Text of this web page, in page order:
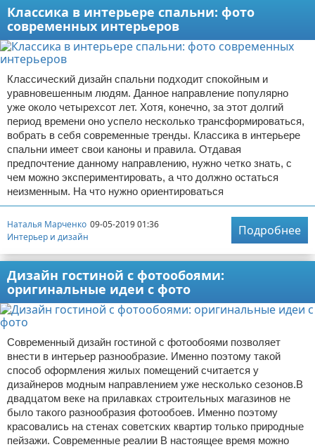
Классика в интерьере спальни: фото
современных интерьеров
Классический дизайн спальни подходит спокойным и
уравновешенным людям. Данное направление популярно
уже около четырехсот лет. Хотя, конечно, за этот долгий
период времени оно успело несколько трансформироваться,
вобрать в себя современные тренды. Классика в интерьере
спальни имеет свои каноны и правила. Отдавая
предпочтение данному направлению, нужно четко знать, с
чем можно экспериментировать, а что должно остаться
неизменным. На что нужно ориентироваться
Наталья Марченко 09-05-2019 01:36
Интерьер и дизайн
Подробнее
Дизайн гостиной с фотообоями:
оригинальные идеи с фото
Современный дизайн гостиной с фотообоями позволяет
внести в интерьер разнообразие. Именно поэтому такой
способ оформления жилых помещений считается у
дизайнеров модным направлением уже несколько сезонов.В
двадцатом веке на прилавках строительных магазинов не
было такого разнообразия фотообоев. Именно поэтому
красовались на стенах советских квартир только природные
пейзажи. Современные реалии В настоящее время можно